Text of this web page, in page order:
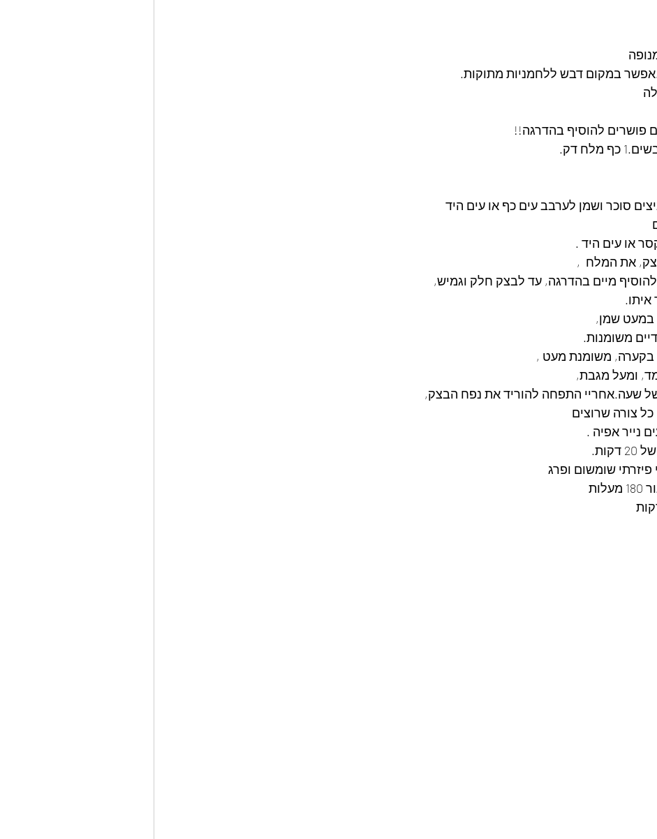
סוכר ושמן לערבב עים כף או עים היד
או עים היד .
מיים בהדרגה, עד לבצק חלק וגמיש,
במעט שמן,
משומנות.
בקערה, משומנת מעט ,
שעה.אחריי התפחה להוריד את נפח הבצק,
כל צורה שרוצים
נייר אפיה .